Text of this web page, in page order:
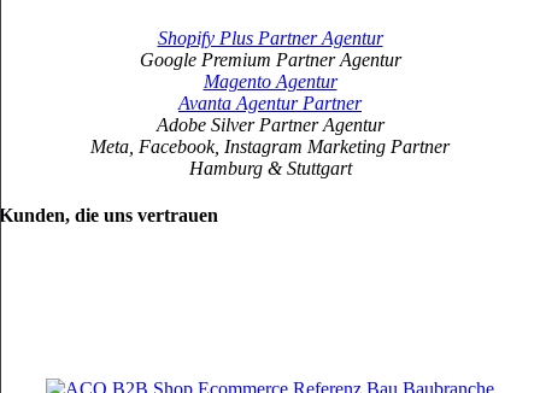
Shopify Plus Partner Agentur
Google Premium Partner Agentur
Magento Agentur
Avanta Agentur Partner
Adobe Silver Partner Agentur
Meta, Facebook, Instagram Marketing Partner
Hamburg & Stuttgart
Kunden, die uns vertrauen